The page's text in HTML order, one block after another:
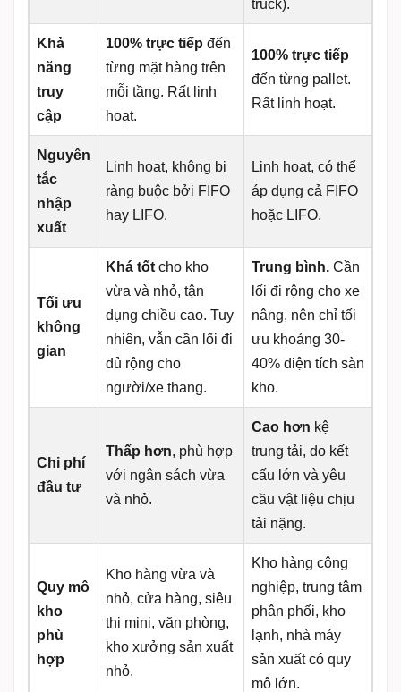
truck).
Khả
năng
truy
cập
100% trực tiếp đến
từng mặt hàng trên
mỗi tầng. Rất linh
hoạt.
100% trực tiếp
đến từng pallet.
Rất linh hoạt.
Nguyên
tắc
nhập
xuất
Linh hoạt, không bị
ràng buộc bởi FIFO
hay LIFO.
Linh hoạt, có thể
áp dụng cả FIFO
hoặc LIFO.
Tối ưu
không
gian
Khá tốt cho kho
vừa và nhỏ, tận
dụng chiều cao. Tuy
nhiên, vẫn cần lối đi
đủ rộng cho
người/xe thang.
Trung bình. Cần
lối đi rộng cho xe
nâng, nên chỉ tối
ưu khoảng 30-
40% diện tích sàn
kho.
Chi phí
đầu tư
Thấp hơn, phù hợp
với ngân sách vừa
và nhỏ.
Cao hơn kệ
trung tải, do kết
cấu lớn và yêu
cầu vật liệu chịu
tải nặng.
Quy mô
kho
phù
hợp
Kho hàng vừa và
nhỏ, cửa hàng, siêu
thị mini, văn phòng,
kho xưởng sản xuất
nhỏ.
Kho hàng công
nghiệp, trung tâm
phân phối, kho
lạnh, nhà máy
sản xuất có quy
mô lớn.